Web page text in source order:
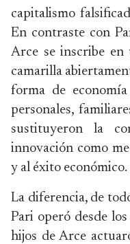
capitalismo
En contraste con
Arce se inscribe en
camarilla
forma de
personales,
sustituyeron la
innovación como
y al éxito económico.
La diferencia, de
Pari operó desde
hijos de Arce